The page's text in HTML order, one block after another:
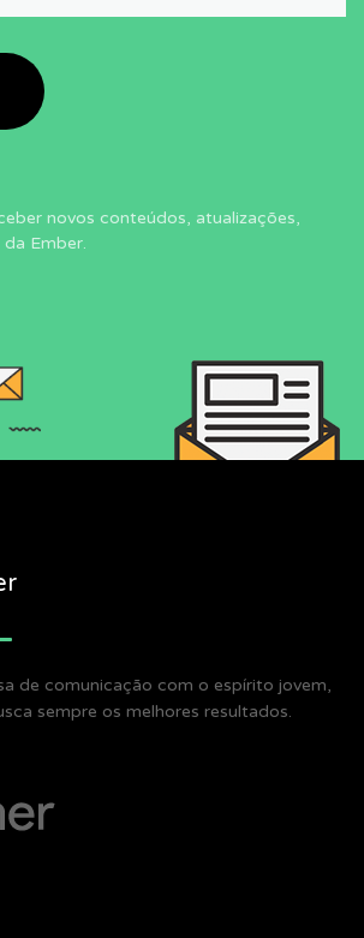
novos conteúdos, atualizações,
Ember.
de comunicação com o espírito jovem,
sempre os melhores resultados.